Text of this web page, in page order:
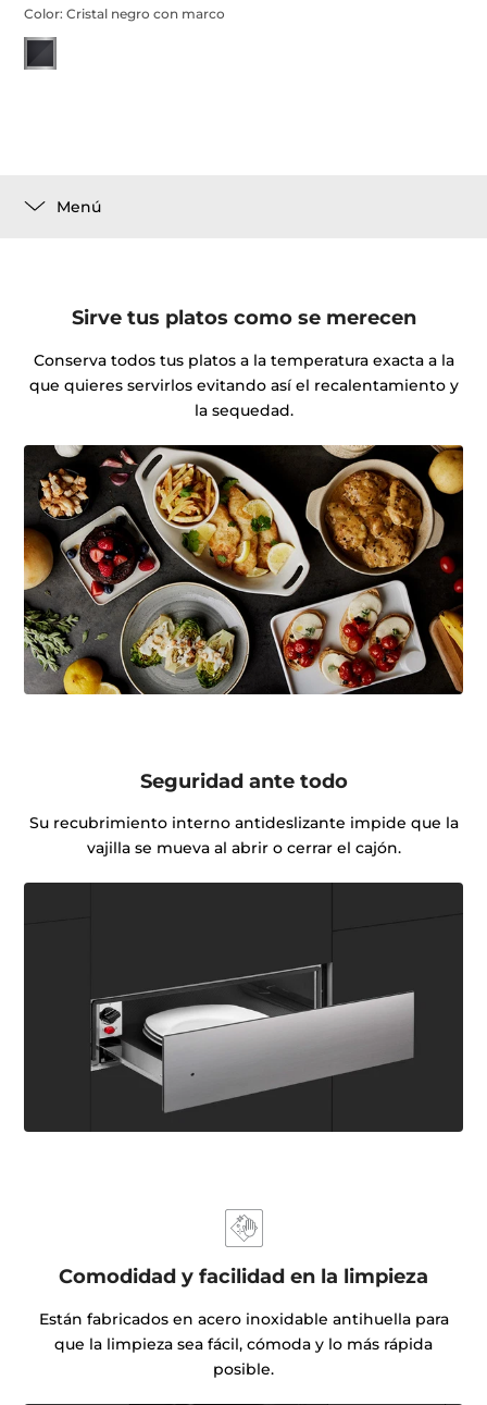
Color:Cristal negro con marco
Menú
Sirve tus platos como se merecen
Conserva todos tus platos a la temperatura exacta a la
que quieres servirlos evitando así el recalentamiento y
la sequedad.
Seguridad ante todo
Su recubrimiento interno antideslizante impide que la
vajilla se mueva al abrir o cerrar el cajón.
Comodidad y facilidad en la limpieza
Están fabricados en acero inoxidable antihuella para
que la limpieza sea fácil, cómoda y lo más rápida
posible.